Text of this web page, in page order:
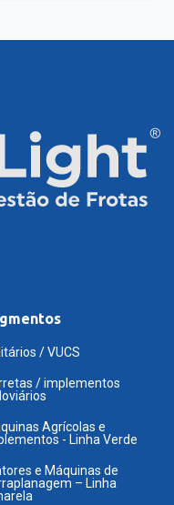
/ VUCS
/ implementos
Agrícolas e
- Linha Verde
e Máquinas de
– Linha